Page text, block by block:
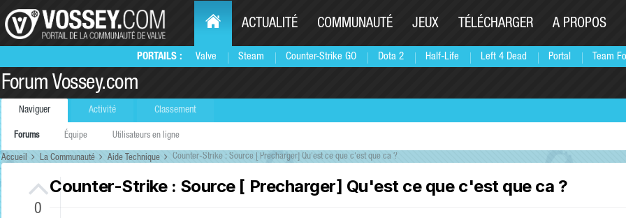
PORTAILS : Valve Steam Counter-Strike GO Dota 2 Half-Life Left 4 Dead Portal Team
ACTUALITÉ COMMUNAUTÉ JEUX TÉLÉCHARGER A PROPOS
Forum Vossey.com
Naviguer
Forums Équipe Utilisateurs en ligne
Activité Classement
Accueil La Communauté Aide Technique Counter-Strike : Source [ Precharger] Qu'est ce que c'est que ca ?
0
Counter-Strike : Source [ Precharger] Qu'est ce que c'est que ca ?